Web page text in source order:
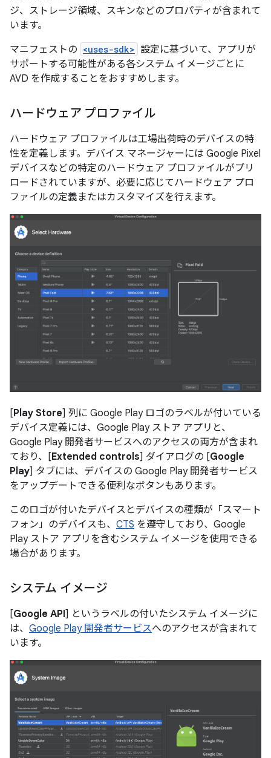
ジ、ストレージ領域、スキンなどのプロパティが含まれて
います。
マニフェストの <uses-sdk> 設定に基づいて、アプリが
サポートする可能性がある各システム イメージごとに
AVD を作成することをおすすめします。
ハードウェア プロファイル
ハードウェア プロファイルは工場出荷時のデバイスの特
性を定義します。デバイス マネージャーには Google Pixel
デバイスなどの特定のハードウェア プロファイルがプリ
ロードされていますが、必要に応じてハードウェア プロ
ファイルの定義またはカスタマイズを行えます。
[Play Store] 列に Google Play ロゴのラベルが付いている
デバイス定義には、Google Play ストア アプリと、
Google Play 開発者サービスへのアクセスの両方が含まれ
ており、[Extended controls] ダイアログの [Google
Play] タブには、デバイスの Google Play 開発者サービス
をアップデートできる便利なボタンもあります。
このロゴが付いたデバイスと デバイスの種類が「スマート
フォン」のデバイスも、 CTS を遵守しており、Google
Play ストア アプリを含むシステム イメージを使用できる
場合があります。
システム イメージ
[Google API] というラベルの付いたシステム イメージに
は、 Google Play 開発者サービスへのアクセスが含まれて
います。